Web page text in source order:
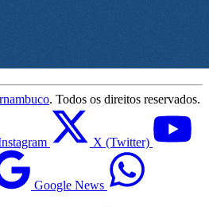
. Todos os direitos reservados.
X (Twitter)
Google News